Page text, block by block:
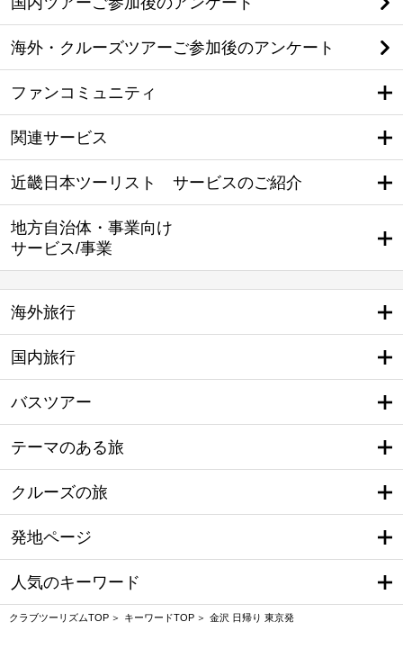
海外・クルーズツアーご参加後のアンケート
ファンコミュニティ
関連サービス
近畿日本ツーリスト サービスのご紹介
地方自治体・事業向け
サービス/事業
海外旅行
国内旅行
バスツアー
テーマのある旅
クルーズの旅
発地ページ
人気のキーワード
クラブツーリズムTOP キーワードTOP 金沢 日帰り 東京発